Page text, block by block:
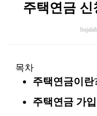
주택연금
bujalab
목차
주택연금이란
주택연금 가